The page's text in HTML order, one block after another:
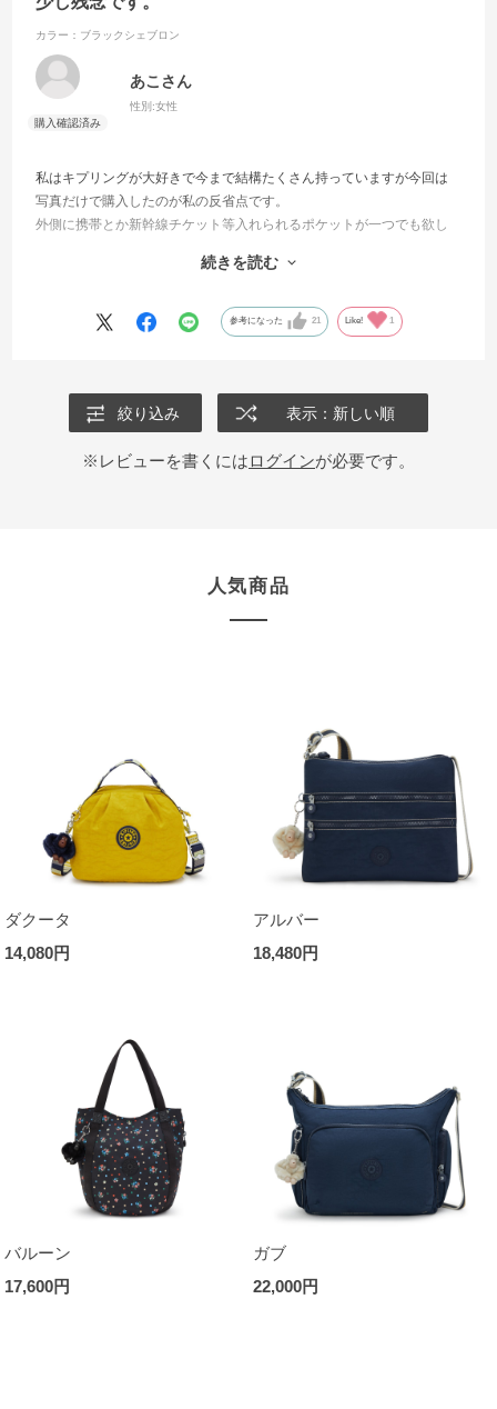
カラー：ブラックシェブロン
あこさん
性別:女性
私はキプリングが大好きで今まで結構たくさん持っていますが今回は
写真だけで購入したのが私の反省点です。
外側に携帯とか新幹線チケット等入れられるポケットが一つでも欲し
携帯にしてもいちいち天ファスナーを開けて取り出さねばならず、も
続きを読む
参考になった 21 Like! 1
絞り込み 表示：新しい順
※レビューを書くにはログインが必要です。
人気商品
ダクータ
14,080円
アルバー
18,480円
バルーン
17,600円
ガブ
22,000円